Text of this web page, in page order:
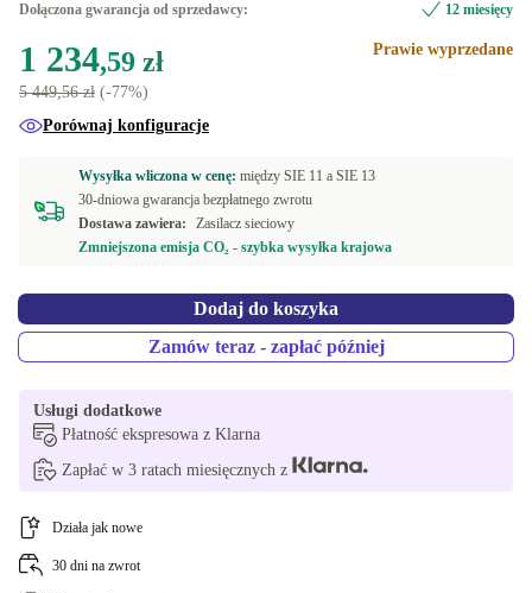
CZ (QWERTZ)
PT (QWERTY)
FI (QWERTY)
FR (AZERTY)
IT (QWERTY) +3 754,10 zł
US (QWERTY)
GR (QWERTY)
DK (QWERTY)
Nowa
Dołączona gwarancja od sprzedawcy: 12 miesięcy
1 234,59 zł
5 449,56 zł (-77%)
Prawie wyprzedane
Porównaj konfiguracje
Wysyłka wliczona w cenę: między SIE 11 a SIE 13
30-dniowa gwarancja bezpłatnego zwrotu
Dostawa zawiera:
Zasilacz sieciowy
Zmniejszona emisja CO₂ - szybka wysyłka krajowa
Dodaj do koszyka
Zamów teraz - zapłać później
Usługi dodatkowe
Płatność ekspresowa z Klarna
Zapłać w 3 ratach miesięcznych z
Działa jak nowe
30 dni na zwrot